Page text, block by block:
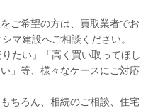
ご希望の方は、買取業者でお
マ建設へご相談ください。
たい」「高く買い取ってほし
」等、様々なケースにご対応
ちろん、相続のご相談、住宅